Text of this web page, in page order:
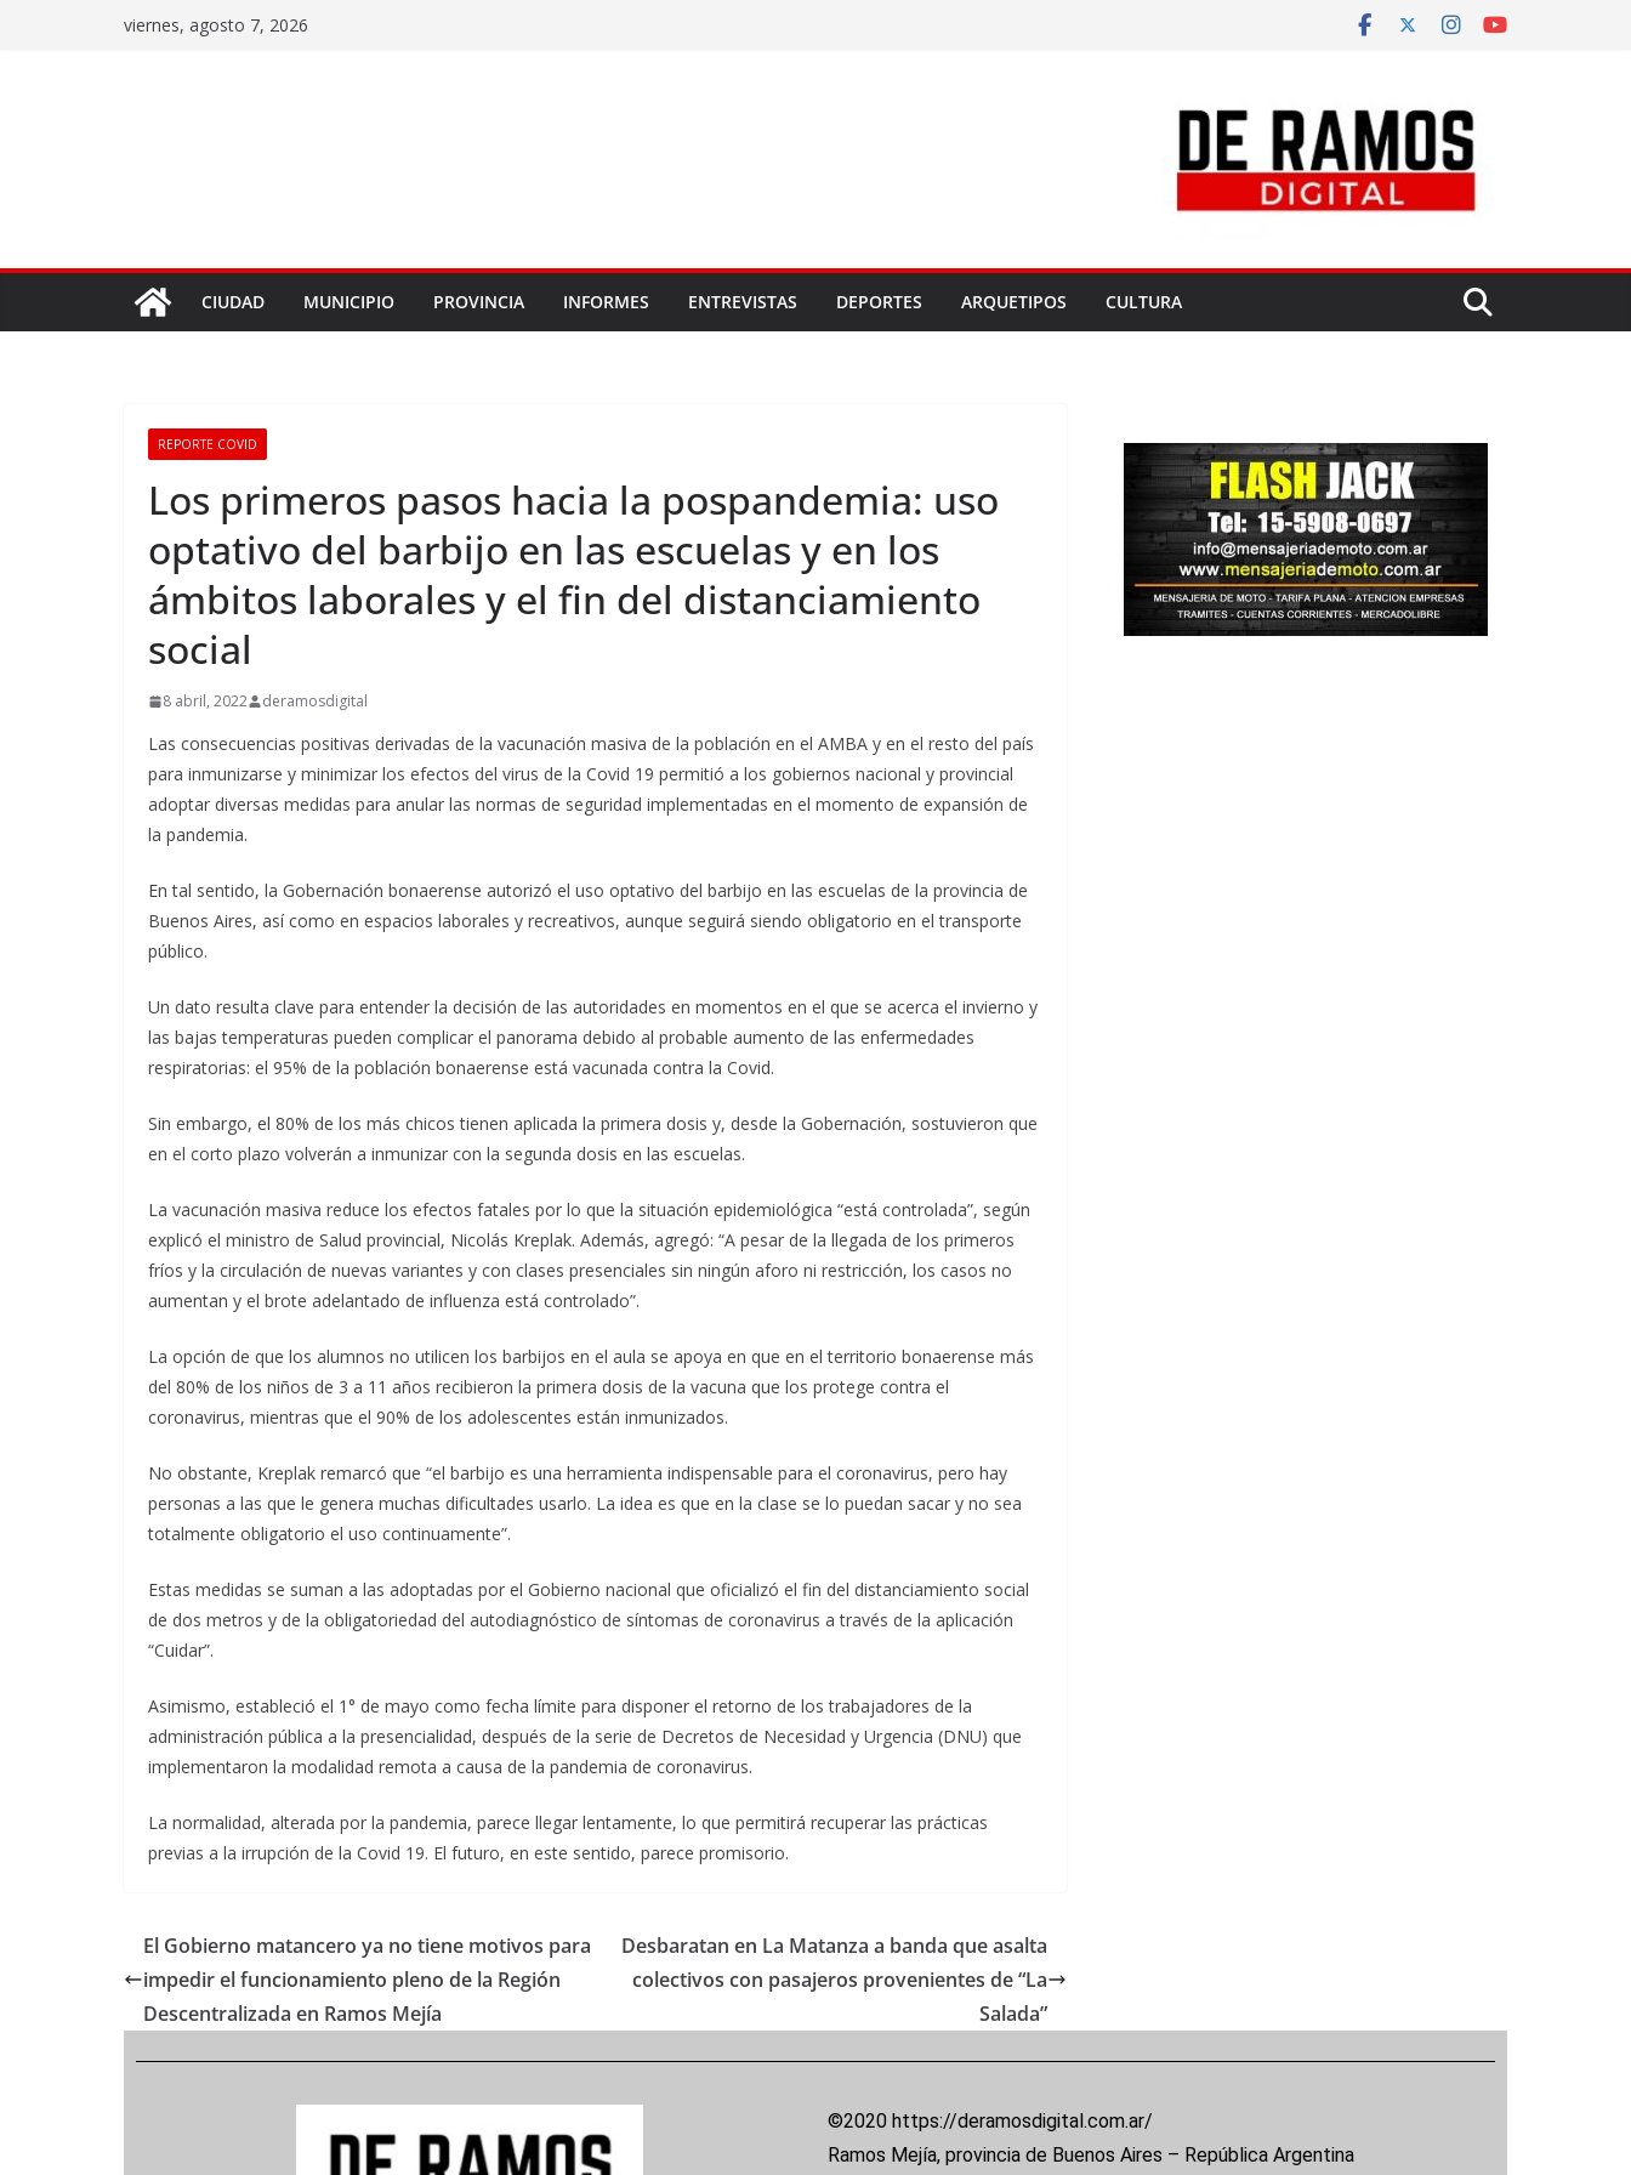
viernes, agosto 7, 2026
CIUDAD MUNICIPIO PROVINCIA INFORMES ENTREVISTAS DEPORTES ARQUETIPOS CULTURA
REPORTE COVID
Los primeros pasos hacia la pospandemia: uso
optativo del barbijo en las escuelas y en los
ámbitos laborales y el fin del distanciamiento
social
8 abril, 2022 deramosdigital
Las consecuencias positivas derivadas de la vacunación masiva de la población en el AMBA y en el resto del país
para inmunizarse y minimizar los efectos del virus de la Covid 19 permitió a los gobiernos nacional y provincial
adoptar diversas medidas para anular las normas de seguridad implementadas en el momento de expansión de
la pandemia.
En tal sentido, la Gobernación bonaerense autorizó el uso optativo del barbijo en las escuelas de la provincia de
Buenos Aires, así como en espacios laborales y recreativos, aunque seguirá siendo obligatorio en el transporte
público.
Un dato resulta clave para entender la decisión de las autoridades en momentos en el que se acerca el invierno y
las bajas temperaturas pueden complicar el panorama debido al probable aumento de las enfermedades
respiratorias: el 95% de la población bonaerense está vacunada contra la Covid.
Sin embargo, el 80% de los más chicos tienen aplicada la primera dosis y, desde la Gobernación, sostuvieron que
en el corto plazo volverán a inmunizar con la segunda dosis en las escuelas.
La vacunación masiva reduce los efectos fatales por lo que la situación epidemiológica “está controlada”, según
explicó el ministro de Salud provincial, Nicolás Kreplak. Además, agregó: “A pesar de la llegada de los primeros
fríos y la circulación de nuevas variantes y con clases presenciales sin ningún aforo ni restricción, los casos no
aumentan y el brote adelantado de influenza está controlado”.
La opción de que los alumnos no utilicen los barbijos en el aula se apoya en que en el territorio bonaerense más
del 80% de los niños de 3 a 11 años recibieron la primera dosis de la vacuna que los protege contra el
coronavirus, mientras que el 90% de los adolescentes están inmunizados.
No obstante, Kreplak remarcó que “el barbijo es una herramienta indispensable para el coronavirus, pero hay
personas a las que le genera muchas dificultades usarlo. La idea es que en la clase se lo puedan sacar y no sea
totalmente obligatorio el uso continuamente”.
Estas medidas se suman a las adoptadas por el Gobierno nacional que oficializó el fin del distanciamiento social
de dos metros y de la obligatoriedad del autodiagnóstico de síntomas de coronavirus a través de la aplicación
“Cuidar”.
Asimismo, estableció el 1° de mayo como fecha límite para disponer el retorno de los trabajadores de la
administración pública a la presencialidad, después de la serie de Decretos de Necesidad y Urgencia (DNU) que
implementaron la modalidad remota a causa de la pandemia de coronavirus.
La normalidad, alterada por la pandemia, parece llegar lentamente, lo que permitirá recuperar las prácticas
previas a la irrupción de la Covid 19. El futuro, en este sentido, parece promisorio.
El Gobierno matancero ya no tiene motivos para
impedir el funcionamiento pleno de la Región
Descentralizada en Ramos Mejía
Desbaratan en La Matanza a banda que asalta
colectivos con pasajeros provenientes de “La
Salada”
©2020 https://deramosdigital.com.ar/
Ramos Mejía, provincia de Buenos Aires – República Argentina